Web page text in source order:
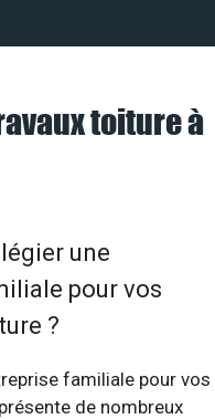
toiture à
une
pour vos
?
familiale pour vos
de nombreux